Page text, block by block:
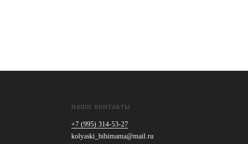
наши контакты
+7 (995) 314-53-27
kolyaski_bibimama@mail.ru